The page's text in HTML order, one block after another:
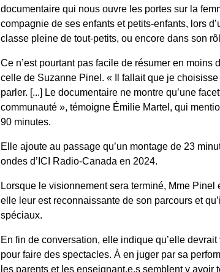
documentaire qui nous ouvre les portes sur la
compagnie de ses enfants et petits-enfants, lors
classe pleine de tout-petits, ou encore dans son
Ce n’est pourtant pas facile de résumer en moins
celle de Suzanne Pinel. « Il fallait que je
parler. [...] Le documentaire ne montre qu’une
communauté », témoigne Émilie Martel, qui
90 minutes.
Elle ajoute au passage qu’un montage de 23
ondes d’ICI Radio-Canada en 2024.
Lorsque le visionnement sera terminé, Mme
elle leur est reconnaissante de son parcours et
spéciaux.
En fin de conversation, elle indique qu’elle
pour faire des spectacles. À en juger par sa
les parents et les enseignant.e.s semblent y avoir